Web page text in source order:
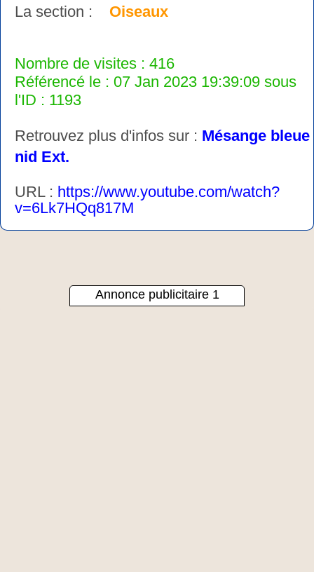
La section : Oiseaux
Nombre de visites : 416
Référencé le : 07 Jan 2023 19:39:09 sous
l'ID : 1193
Retrouvez plus d'infos sur : Mésange bleue
nid Ext.
URL : https://www.youtube.com/watch?
v=6Lk7HQq817M
Annonce publicitaire 1